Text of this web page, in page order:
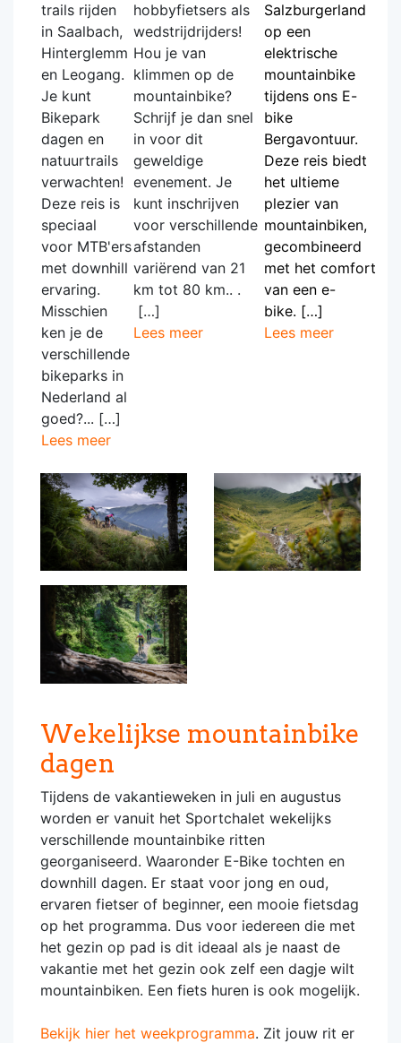
trails rijden
in Saalbach,
Hinterglemm
en Leogang.
Je kunt
Bikepark
dagen en
natuurtrails
verwachten!
Deze reis is
speciaal
voor MTB'ers
met downhill
ervaring.
Misschien
ken je de
verschillende
bikeparks in
Nederland al
goed?... […]
Lees meer
hobbyfietsers als
wedstrijdrijders!
Hou je van
klimmen op de
mountainbike?
Schrijf je dan snel
in voor dit
geweldige
evenement. Je
kunt inschrijven
voor verschillende
afstanden
variërend van 21
km tot 80 km.. .
[…]
Lees meer
Salzburgerland
op een
elektrische
mountainbike
tijdens ons E-
bike
Bergavontuur.
Deze reis biedt
het ultieme
plezier van
mountainbiken,
gecombineerd
met het comfort
van een e-
bike. […]
Lees meer
Wekelijkse mountainbike
dagen
Tijdens de vakantieweken in juli en augustus
worden er vanuit het Sportchalet wekelijks
verschillende mountainbike ritten
georganiseerd. Waaronder E-Bike tochten en
downhill dagen. Er staat voor jong en oud,
ervaren fietser of beginner, een mooie fietsdag
op het programma. Dus voor iedereen die met
het gezin op pad is dit ideaal als je naast de
vakantie met het gezin ook zelf een dagje wilt
mountainbiken. Een fiets huren is ook mogelijk.
Bekijk hier het weekprogramma. Zit jouw rit er